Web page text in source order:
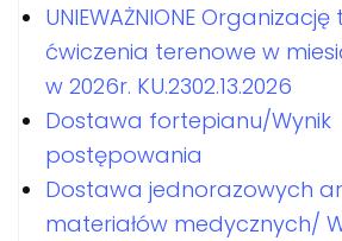
UNIEWAŻNIONE
ćwiczenia terenowe w
w 2026r. KU.2302.13.2026
Dostawa fortepianu/Wynik
postępowania
Dostawa jednorazowych
materiałów medycznych/